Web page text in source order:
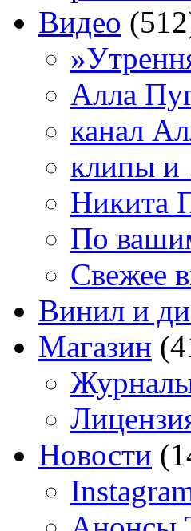
Видео
Алла
канал
клипы
Никита
По
Свежее
Винил и
Магазин
Новости